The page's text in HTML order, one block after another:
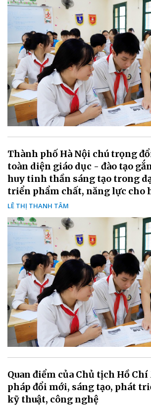
Thành phố Hà Nội chú trọng
toàn diện giáo dục - đào tạo
huy tinh thần sáng tạo trong
triển phẩm chất, năng lực cho
LÊ THỊ THANH TÂM
Quan điểm của Chủ tịch Hồ
pháp đổi mới, sáng tạo, phát
kỹ thuật, công nghệ